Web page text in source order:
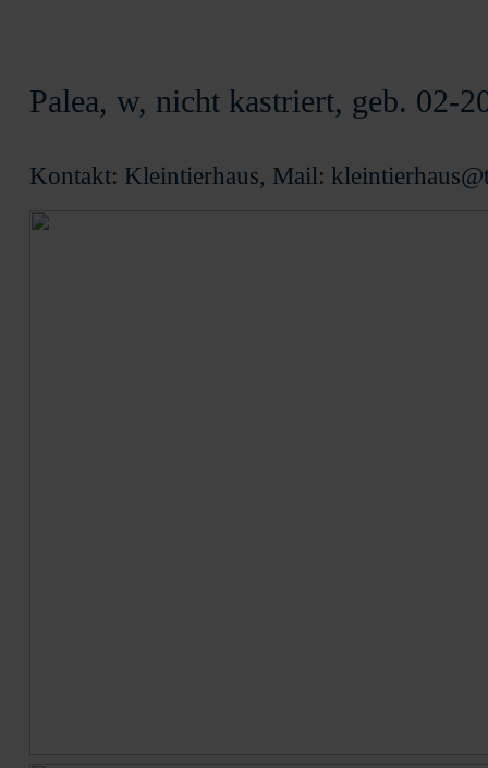
Palea, w, nicht kastriert, geb. 02-
Kontakt: Kleintierhaus, Mail: